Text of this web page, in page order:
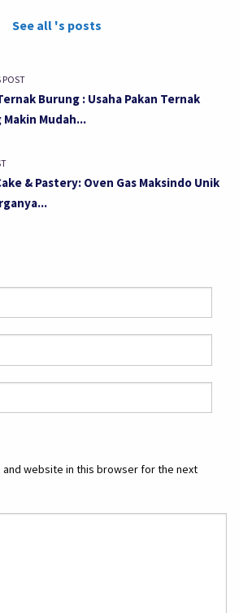
See all 's posts
POST
Burung : Usaha Pakan Ternak
Makin Mudah...
& Pastery: Oven Gas Maksindo Unik
and website in this browser for the next